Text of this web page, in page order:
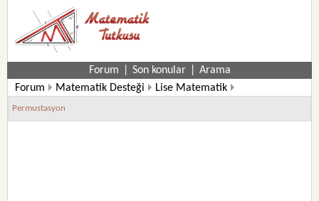
Forum Son konular
Arama
Forum
Matematik Desteği
Lise Matematik
Permustasyon